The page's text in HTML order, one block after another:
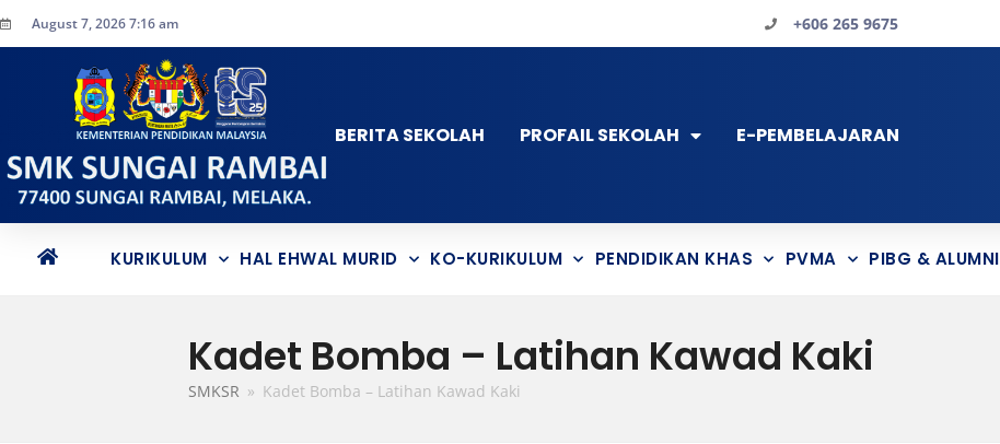
August 7, 2026 7:16 am +606 265 9675
BERITA SEKOLAH PROFAIL SEKOLAH E-PEMBELAJARAN
KURIKULUM HAL EHWAL MURID KO-KURIKULUM PENDIDIKAN KHAS PVMA PIBG & ALUMNI
Kadet Bomba – Latihan Kawad Kaki
SMKSR » Kadet Bomba – Latihan Kawad Kaki